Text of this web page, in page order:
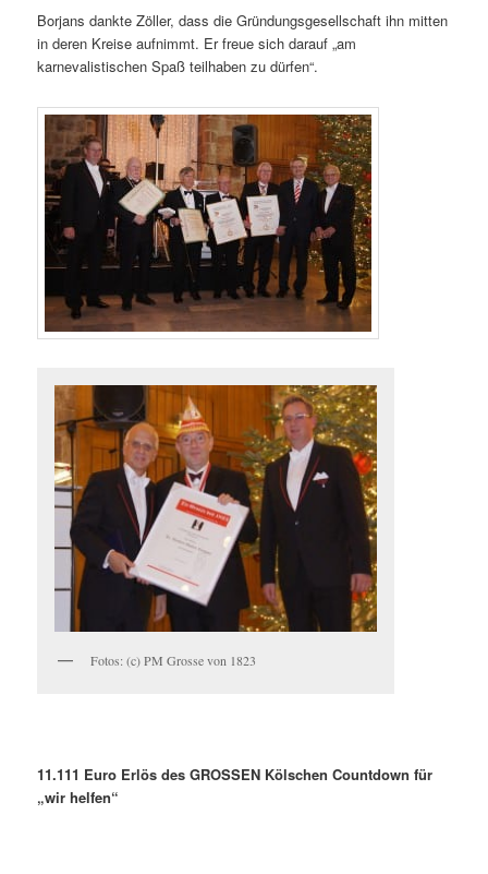
Borjans dankte Zöller, dass die Gründungsgesellschaft ihn mitten
in deren Kreise aufnimmt. Er freue sich darauf „am
karnevalistischen Spaß teilhaben zu dürfen“.
Fotos: (c) PM Grosse von 1823
11.111 Euro Erlös des GROSSEN Kölschen Countdown für
„wir helfen“